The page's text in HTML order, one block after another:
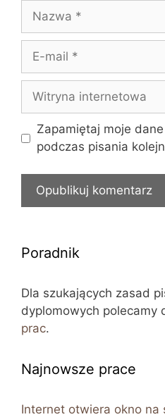
Nazwa
Witryna
internetowa
Zapamiętaj moje
podczas pisania
Poradnik
Dla szukających zasad
dyplomowych polecamy
prac.
Najnowsze prace
Internet otwiera okno na